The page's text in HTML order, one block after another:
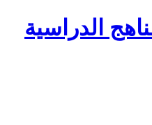
الدراسية